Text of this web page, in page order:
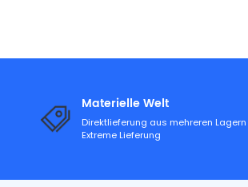
Materielle Welt
Direktlieferung aus mehreren Lagern
Extreme Lieferung